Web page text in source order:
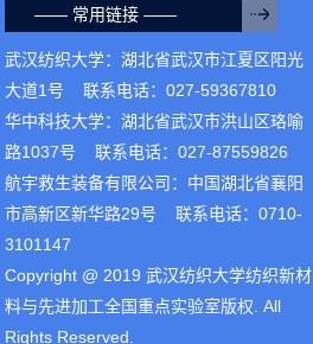
—— 常用链接 ——
武汉纺织大学：湖北省武汉市江夏区阳光
大道1号 联系电话：027-59367810
华中科技大学：湖北省武汉市洪山区珞喻
路1037号 联系电话：027-87559826
航宇救生装备有限公司：中国湖北省襄阳
市高新区新华路29号 联系电话：0710-
3101147
Copyright @ 2019 武汉纺织大学纺织新材
料与先进加工全国重点实验室版权. All
Rights Reserved.